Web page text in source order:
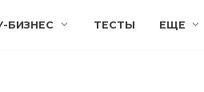
БИЗНЕС ТЕСТЫ ЕЩЕ